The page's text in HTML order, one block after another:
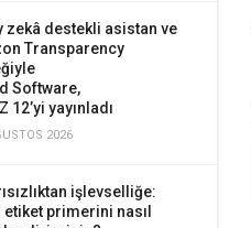
zekâ destekli asistan ve
Transparency
Software,
12’yi yayınladı
2026
işlevselliğe:
etiket primerini nasıl